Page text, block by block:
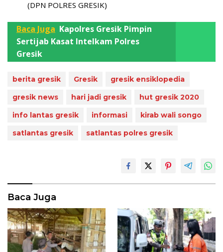
(DPN POLRES GRESIK)
Baca Juga Kapolres Gresik Pimpin
Sertijab Kasat Intelkam Polres
Gresik
berita gresik Gresik
gresik ensiklopedia
gresik news
hari jadi gresik
hut gresik 2020
info lantas gresik
informasi
kirab wali songo
satlantas gresik
satlantas polres gresik
Baca Juga